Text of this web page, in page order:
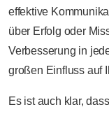
effektive
über Erfolg oder
Verbesserung in
großen Einfluss auf
Es ist auch klar,